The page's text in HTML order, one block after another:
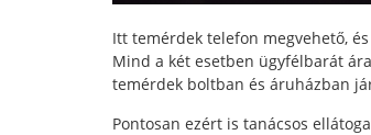
Itt temérdek telefon megvehető,
Mind a két esetben ügyfélbarát
temérdek boltban és áruházban
Pontosan ezért is tanácsos